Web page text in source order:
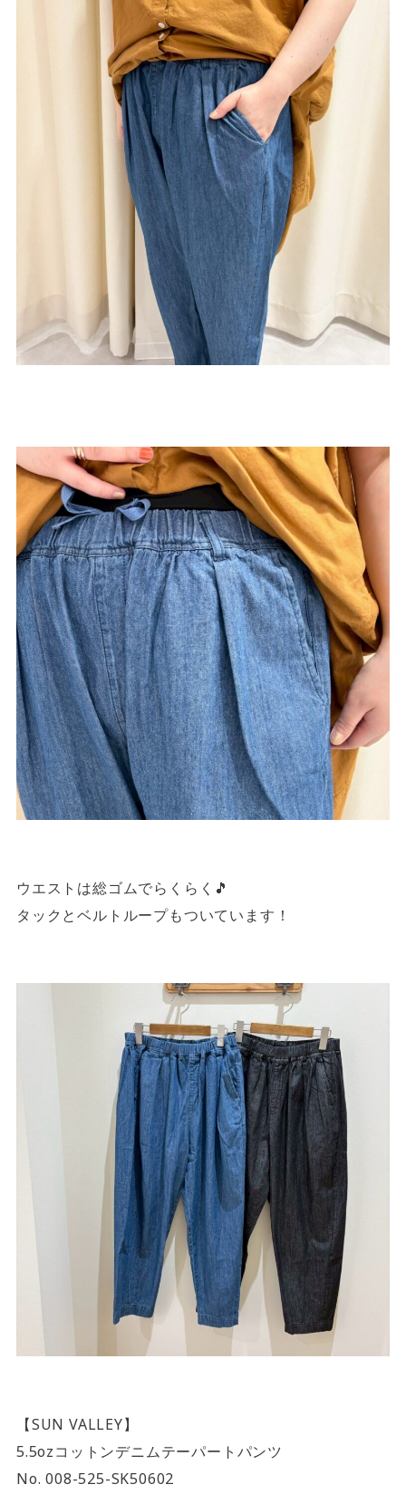
ウエストは総ゴムでらくらく🎵
タックとベルトループもついています！
【SUN VALLEY】
5.5ozコットンデニムテーパートパンツ
No. 008-525-SK50602